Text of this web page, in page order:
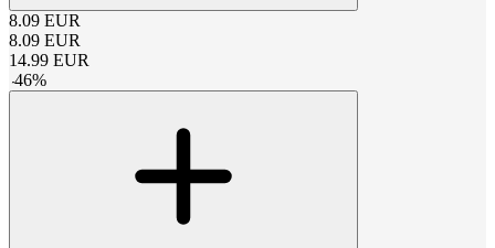
8.09 EUR
8.09 EUR
14.99 EUR
-46%